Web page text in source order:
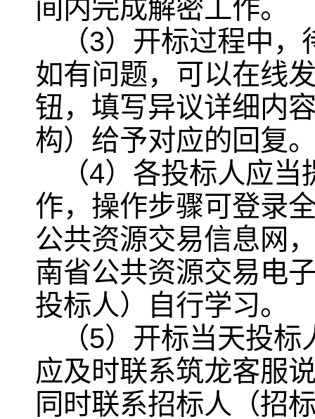
间内完成解密工作。
（3）开标过程中
如有问题，可以在线
钮，填写异议详细内
构）给予对应的回复
（4）各投标人应
作，操作步骤可登录
公共资源交易信息网
南省公共资源交易电
投标人）自行学习。
（5）开标当天投
应及时联系筑龙客服
同时联系招标人（招